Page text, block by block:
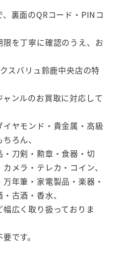
裏面のQRコード・PINコ
を丁寧に確認のうえ、お
スバリュ鈴鹿中央店の特
ンルのお買取に対応して
ヤモンド・貴金属・高級
ろん、
刀剣・勲章・食器・切
メラ・テレカ・コイン、
年筆・家電製品・楽器・
古酒・香水、
広く取り扱っておりま
です。